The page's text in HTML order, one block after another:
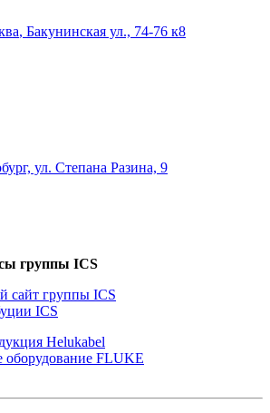
, Бакунинская ул., 74-76 к8
ул. Степана Разина, 9
группы ICS
сайт группы ICS
ICS
Helukabel
оборудование FLUKE